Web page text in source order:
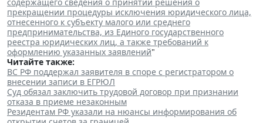
прекращении процедуры исключения юридического лица,
отнесенного к субъекту малого или среднего
предпринимательства, из Единого государственного
реестра юридических лиц, а также требований к
оформлению указанных заявлений"
Читайте также:
ВС РФ поддержал заявителя в споре с регистратором о
внесении записи в ЕГРЮЛ
Суд обязал заключить трудовой договор при признании
отказа в приеме незаконным
Резидентам РФ указали на нюансы информирования об